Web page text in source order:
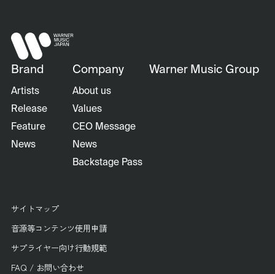
Brand
Artists
Release
Feature
News
Company
About us
Values
CEO Message
News
Backstage Pass
Warner Music Group
サイトマップ
音源等コンテンツ使用申請
サプライヤー向け行動規範
FAQ / お問い合わせ